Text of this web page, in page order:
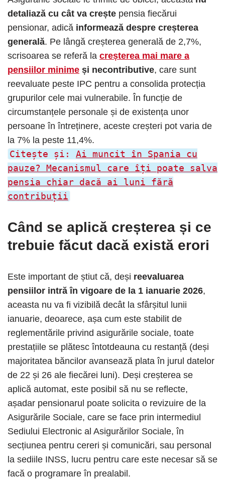
detaliază cu cât va crește pensia fiecărui
pensionar, adică informează despre creșterea
generală. Pe lângă creșterea generală de 2,7%,
scrisoarea se referă la creșterea mai mare a
pensiilor minime și necontributive, care sunt
reevaluate peste IPC pentru a consolida protecția
grupurilor cele mai vulnerabile. În funcție de
circumstanțele personale și de existența unor
persoane în întreținere, aceste creșteri pot varia de
la 7% la peste 11,4%.
Citește și: Ai muncit în Spania cu
pauze? Mecanismul care îți poate salva
pensia chiar dacă ai luni fără
contribuții
Când se aplică creșterea și ce
trebuie făcut dacă există erori
Este important de știut că, deși reevaluarea
pensiilor intră în vigoare de la 1 ianuarie 2026,
aceasta nu va fi vizibilă decât la sfârșitul lunii
ianuarie, deoarece, așa cum este stabilit de
reglementările privind asigurările sociale, toate
prestațiile se plătesc întotdeauna cu restanță (deși
majoritatea băncilor avansează plata în jurul datelor
de 22 și 26 ale fiecărei luni). Deși creșterea se
aplică automat, este posibil să nu se reflecte,
așadar pensionarul poate solicita o revizuire de la
Asigurările Sociale, care se face prin intermediul
Sediului Electronic al Asigurărilor Sociale, în
secțiunea pentru cereri și comunicări, sau personal
la sediile INSS, lucru pentru care este necesar să se
facă o programare în prealabil.